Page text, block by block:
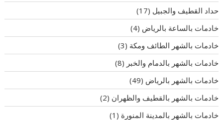
حداد القطيف والجبيل (17)
خادمات بالساعة بالرياض (4)
خادمات بالشهر الطائف ومكة (3)
خادمات بالشهر بالدمام والخبر (8)
خادمات بالشهر بالرياض (49)
خادمات بالشهر بالقطيف والظهران (2)
خادمات بالشهر بالمدينة المنورة (1)